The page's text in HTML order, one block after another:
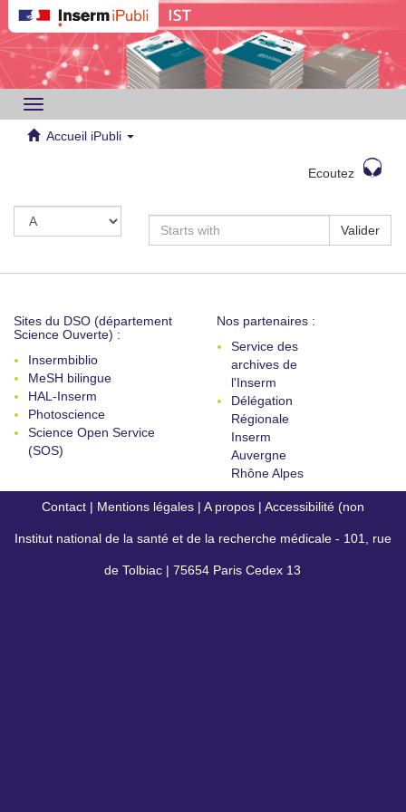
Toggle
navigation
Accueil iPubli
Ecoutez
Valider
Sites du DSO (département
Science Ouverte) :
Insermbiblio
MeSH bilingue
HAL-Inserm
Photoscience
Science Open Service
(SOS)
Nos partenaires :
Service des
archives de
l'Inserm
Délégation
Régionale
Inserm
Auvergne
Rhône Alpes
Contact | Mentions légales | A propos | Accessibilité (non
conforme)
Institut national de la santé et de la recherche médicale - 101, rue
de Tolbiac | 75654 Paris Cedex 13